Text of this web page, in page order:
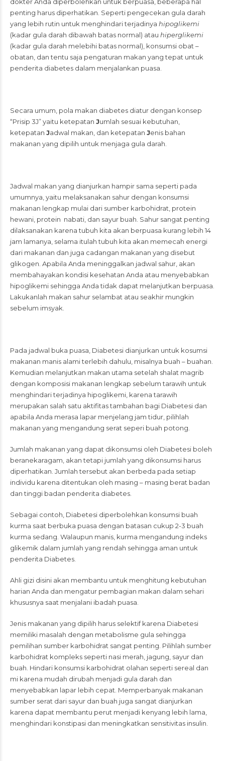
penting harus diperhatikan. Seperti pengecekan gula darah
yang lebih rutin untuk menghindari terjadinya hipoglikemi
(kadar gula darah dibawah batas normal) atau hiperglikemi
(kadar gula darah melebihi batas normal), konsumsi obat –
obatan, dan tentu saja pengaturan makan yang tepat untuk
penderita diabetes dalam menjalankan puasa.
Secara umum, pola makan diabetes diatur dengan konsep
“Prisip 3J” yaitu ketepatan Jumlah sesuai kebutuhan,
ketepatan Jadwal makan, dan ketepatan Jenis bahan
makanan yang dipilih untuk menjaga gula darah.
Jadwal makan yang dianjurkan hampir sama seperti pada
umumnya, yaitu melaksanakan sahur dengan konsumsi
makanan lengkap mulai dari sumber karbohidrat, protein
hewani, protein nabati, dan sayur buah. Sahur sangat penting
dilaksanakan karena tubuh kita akan berpuasa kurang lebih 14
jam lamanya, selama itulah tubuh kita akan memecah energi
dari makanan dan juga cadangan makanan yang disebut
glikogen. Apabila Anda meninggalkan jadwal sahur, akan
membahayakan kondisi kesehatan Anda atau menyebabkan
hipoglikemi sehingga Anda tidak dapat melanjutkan berpuasa.
Lakukanlah makan sahur selambat atau seakhir mungkin
sebelum imsyak.
Pada jadwal buka puasa, Diabetesi dianjurkan untuk kosumsi
makanan manis alami terlebih dahulu, misalnya buah – buahan.
Kemudian melanjutkan makan utama setelah shalat magrib
dengan komposisi makanan lengkap sebelum tarawih untuk
menghindari terjadinya hipoglikemi, karena tarawih
merupakan salah satu aktifitas tambahan bagi Diabetesi dan
apabila Anda merasa lapar menjelang jam tidur, pilihlah
makanan yang mengandung serat seperi buah potong.
Jumlah makanan yang dapat dikonsumsi oleh Diabetesi boleh
beranekaragam, akan tetapi jumlah yang dikonsumsi harus
diperhatikan. Jumlah tersebut akan berbeda pada setiap
individu karena ditentukan oleh masing – masing berat badan
dan tinggi badan penderita diabetes.
Sebagai contoh, Diabetesi diperbolehkan konsumsi buah
kurma saat berbuka puasa dengan batasan cukup 2-3 buah
kurma sedang. Walaupun manis, kurma mengandung indeks
glikemik dalam jumlah yang rendah sehingga aman untuk
penderita Diabetes.
Ahli gizi disini akan membantu untuk menghitung kebutuhan
harian Anda dan mengatur pembagian makan dalam sehari
khususnya saat menjalani ibadah puasa.
Jenis makanan yang dipilih harus selektif karena Diabetesi
memiliki masalah dengan metabolisme gula sehingga
pemilihan sumber karbohidrat sangat penting. Pilihlah sumber
karbohidrat kompleks seperti nasi merah, jagung, sayur dan
buah. Hindari konsumsi karbohidrat olahan seperti sereal dan
mi karena mudah dirubah menjadi gula darah dan
menyebabkan lapar lebih cepat. Memperbanyak makanan
sumber serat dari sayur dan buah juga sangat dianjurkan
karena dapat membantu perut menjadi kenyang lebih lama,
menghindari konstipasi dan meningkatkan sensitivitas insulin.